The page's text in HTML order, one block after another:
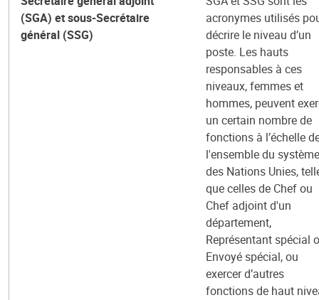
(SGA) et sous-Secrétaire
général (SSG)
acronymes utilisés
décrire le niveau d’un
poste. Les hauts
responsables à ces
niveaux, femmes et
hommes, peuvent
un certain nombre de
fonctions à l’échelle
l'ensemble du système
des Nations Unies,
que celles de Chef ou
Chef adjoint d'un
département,
Représentant spécial
Envoyé spécial, ou
exercer d’autres
fonctions de haut